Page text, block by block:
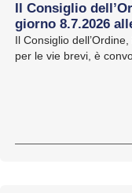
Il Consiglio
giorno 8.7.2026
Il Consiglio
per le vie brevi, è